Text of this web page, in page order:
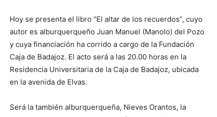
Hoy se presenta el libro “El altar de los recuerdos”, cuyo
autor es alburquerqueño Juan Manuel (Manolo) del Pozo
y cuya financiación ha corrido a cargo de la Fundación
Caja de Badajoz. El acto será a las 20.00 horas en la
Residencia Universitaria de la Caja de Badajoz, ubicada
en la avenida de Elvas.
Será la también alburquerqueña, Nieves Orantos, la